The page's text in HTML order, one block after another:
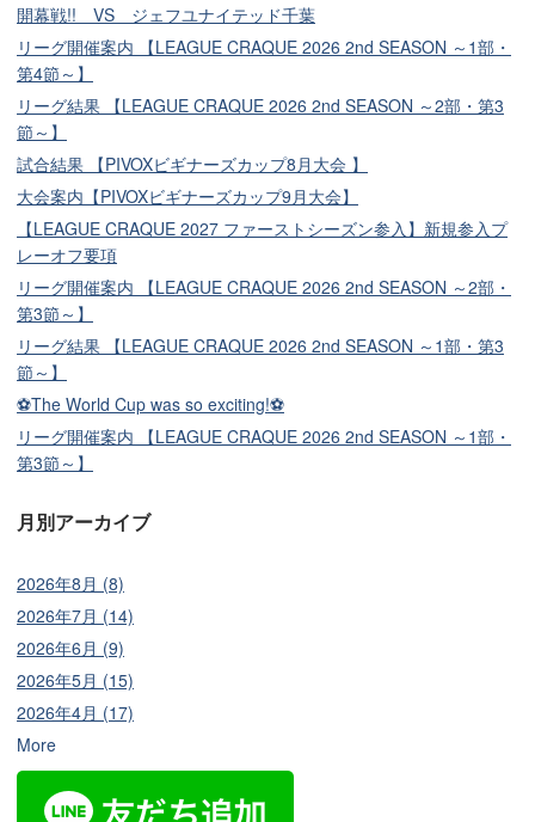
開幕戦!! VS ジェフユナイテッド千葉
リーグ開催案内 【LEAGUE CRAQUE 2026 2nd SEASON ～1部・
第4節～】
リーグ結果 【LEAGUE CRAQUE 2026 2nd SEASON ～2部・第3
節～】
試合結果 【PIVOXビギナーズカップ8月大会 】
大会案内【PIVOXビギナーズカップ9月大会】
【LEAGUE CRAQUE 2027 ファーストシーズン参入】新規参入プ
レーオフ要項
リーグ開催案内 【LEAGUE CRAQUE 2026 2nd SEASON ～2部・
第3節～】
リーグ結果 【LEAGUE CRAQUE 2026 2nd SEASON ～1部・第3
節～】
⚽The World Cup was so exciting!⚽
リーグ開催案内 【LEAGUE CRAQUE 2026 2nd SEASON ～1部・
第3節～】
月別アーカイブ
2026年8月 (8)
2026年7月 (14)
2026年6月 (9)
2026年5月 (15)
2026年4月 (17)
More